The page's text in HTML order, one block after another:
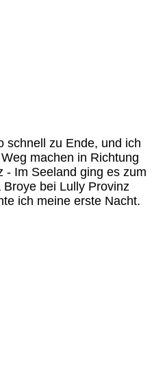
schnell zu Ende, und ich
machen in Richtung
- Im Seeland ging es zum
bei Lully Provinz
ich meine erste Nacht.